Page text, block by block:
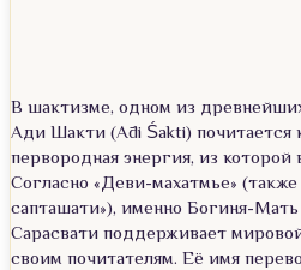
В шактизме, одном из
Ади Шакти (Ādi Śakti) почитается
первородная энергия, из которой
Согласно «Деви-махатмье»
сапташати»), именно Богиня-
Сарасвати поддерживает
своим почитателям. Её имя